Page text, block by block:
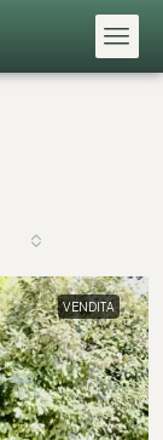
VENDITA